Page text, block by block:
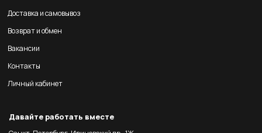
Доставка и самовывоз
Возврат и обмен
Вакансии
Контакты
Личный кабинет
Давайте работать вместе